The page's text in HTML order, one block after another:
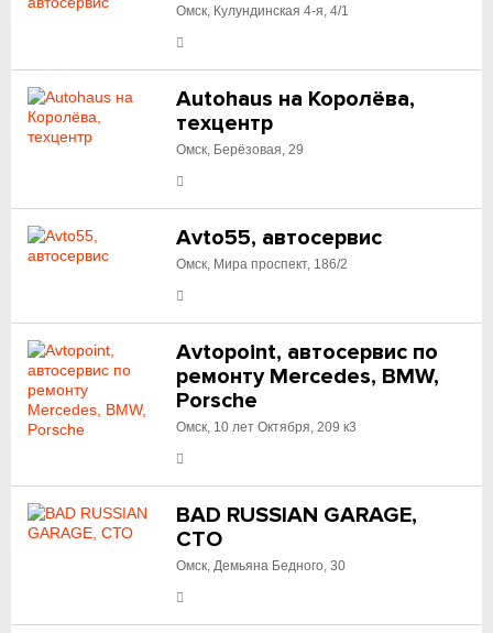
Омск, Кулундинская 4-я, 4/1
Autohaus на Королёва,
техцентр
Омск, Берёзовая, 29
Avto55, автосервис
Омск, Мира проспект, 186/2
Avtopoint, автосервис по
ремонту Mercedes, BMW,
Porsche
Омск, 10 лет Октября, 209 к3
BAD RUSSIAN GARAGE,
СТО
Омск, Демьяна Бедного, 30